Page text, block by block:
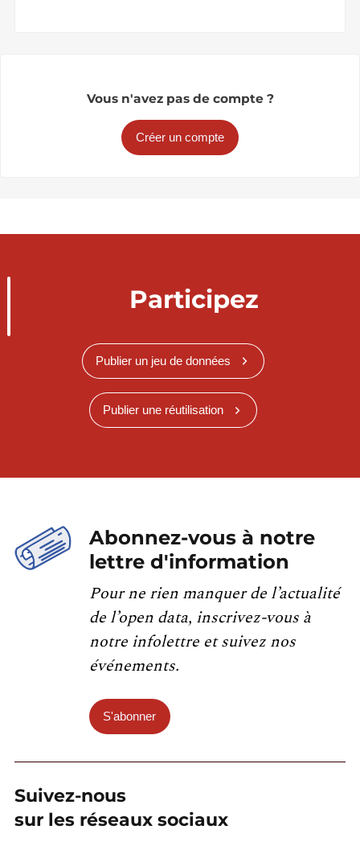
Vous n'avez pas de compte ?
Créer un compte
Participez
Publier un jeu de données
Publier une réutilisation
Abonnez-vous à notre
lettre d'information
Pour ne rien manquer de l’actualité
de l’open data, inscrivez-vous à
notre infolettre et suivez nos
événements.
S'abonner
Suivez-nous
sur les réseaux sociaux